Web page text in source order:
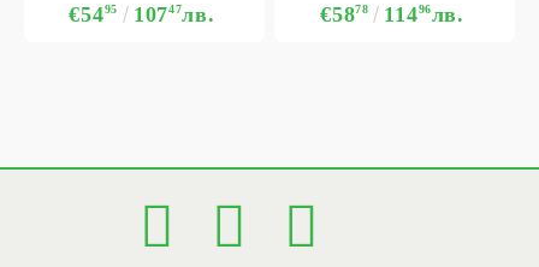
€5495 10747лв. €5878 11496лв.